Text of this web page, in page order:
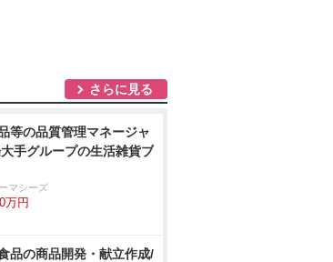
さらに見る
等の品質管理マネージャ
手グループの生活雑貨ブ
マシーズ
万円
品の商品開発・献立作成/